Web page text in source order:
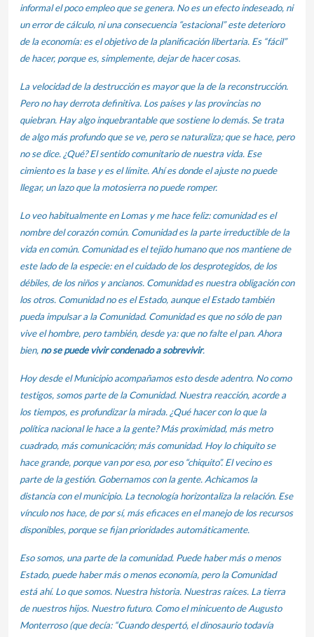
informal el poco empleo que se genera. No es un efecto indeseado, ni
un error de cálculo, ni una consecuencia “estacional” este deterioro
de la economía: es el objetivo de la planificación libertaria. Es “fácil”
de hacer, porque es, simplemente, dejar de hacer cosas.
La velocidad de la destrucción es mayor que la de la reconstrucción.
Pero no hay derrota definitiva. Los países y las provincias no
quiebran. Hay algo inquebrantable que sostiene lo demás. Se trata
de algo más profundo que se ve, pero se naturaliza; que se hace, pero
no se dice. ¿Qué? El sentido comunitario de nuestra vida. Ese
cimiento es la base y es el límite. Ahí es donde el ajuste no puede
llegar, un lazo que la motosierra no puede romper.
Lo veo habitualmente en Lomas y me hace feliz: comunidad es el
nombre del corazón común. Comunidad es la parte irreductible de la
vida en común. Comunidad es el tejido humano que nos mantiene de
este lado de la especie: en el cuidado de los desprotegidos, de los
débiles, de los niños y ancianos. Comunidad es nuestra obligación con
los otros. Comunidad no es el Estado, aunque el Estado también
pueda impulsar a la Comunidad. Comunidad es que no sólo de pan
vive el hombre, pero también, desde ya: que no falte el pan. Ahora
bien, no se puede vivir condenado a sobrevivir.
Hoy desde el Municipio acompañamos esto desde adentro. No como
testigos, somos parte de la Comunidad. Nuestra reacción, acorde a
los tiempos, es profundizar la mirada. ¿Qué hacer con lo que la
política nacional le hace a la gente? Más proximidad, más metro
cuadrado, más comunicación; más comunidad. Hoy lo chiquito se
hace grande, porque van por eso, por eso “chiquito”. El vecino es
parte de la gestión. Gobernamos con la gente. Achicamos la
distancia con el municipio. La tecnología horizontaliza la relación. Ese
vínculo nos hace, de por sí, más eficaces en el manejo de los recursos
disponibles, porque se fijan prioridades automáticamente.
Eso somos, una parte de la comunidad. Puede haber más o menos
Estado, puede haber más o menos economía, pero la Comunidad
está ahí. Lo que somos. Nuestra historia. Nuestras raíces. La tierra
de nuestros hijos. Nuestro futuro. Como el minicuento de Augusto
Monterroso (que decía: “Cuando despertó, el dinosaurio todavía